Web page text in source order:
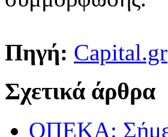
Πηγή: Capital.gr
Σχετικά άρθρα
ΟΠΕΚΑ: